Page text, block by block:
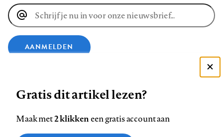
E-
mailadres
AANMELDEN
ons
Zie onze cookie policy
Gratis dit artikel lezen?
Maak met2 klikkeneen gratis account aan